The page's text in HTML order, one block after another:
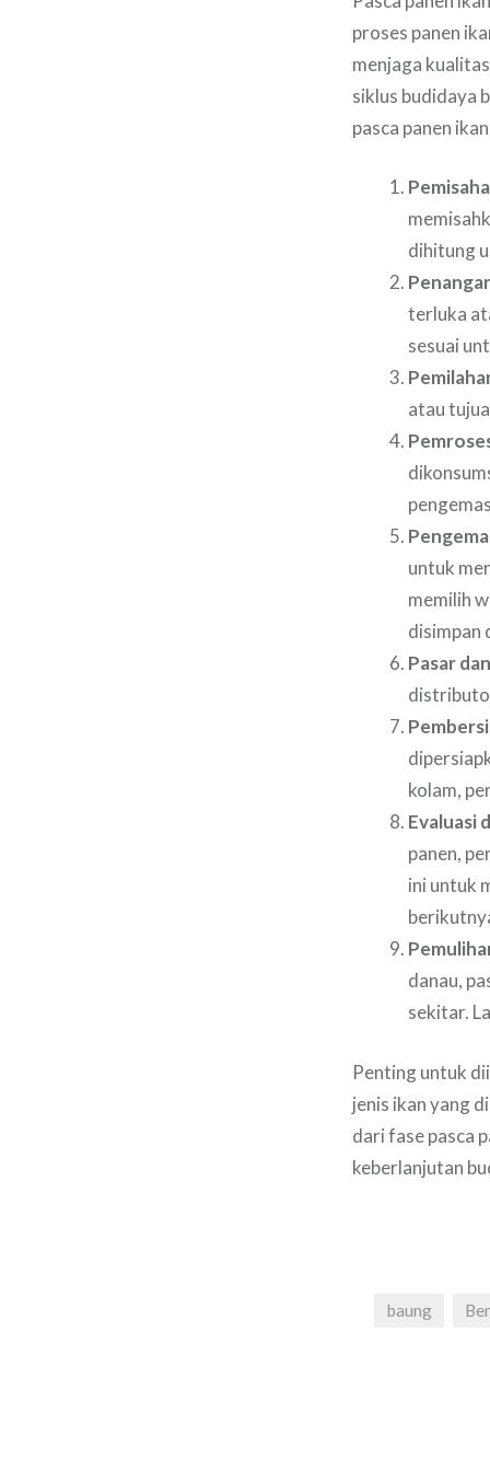
proses panen
menjaga
siklus budidaya
pasca panen
dihitung
terluka
sesuai
atau
untuk
memilih
disimpan
Pasar
kolam,
Evaluasi
panen,
ini untuk
danau,
sekitar.
Penting untuk
jenis ikan yang
dari fase pasca
keberlanjutan
baung